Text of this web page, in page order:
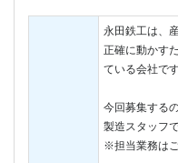
永田鉄工は、
正確に動かす
ている会社です
今回募集する
製造スタッフで
※担当業務は